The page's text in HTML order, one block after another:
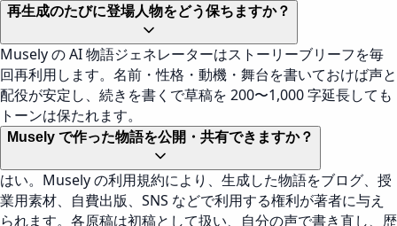
再生成のたびに登場人物をどう保ちますか？
Musely の AI 物語ジェネレーターはストーリーブリーフを毎
回再利用します。名前・性格・動機・舞台を書いておけば声と
配役が安定し、続きを書くで草稿を 200〜1,000 字延長しても
トーンは保たれます。
Musely で作った物語を公開・共有できますか？
はい。Musely の利用規約により、生成した物語をブログ、授
業用素材、自費出版、SNS などで利用する権利が著者に与え
られます。各原稿は初稿として扱い、自分の声で書き直し、歴